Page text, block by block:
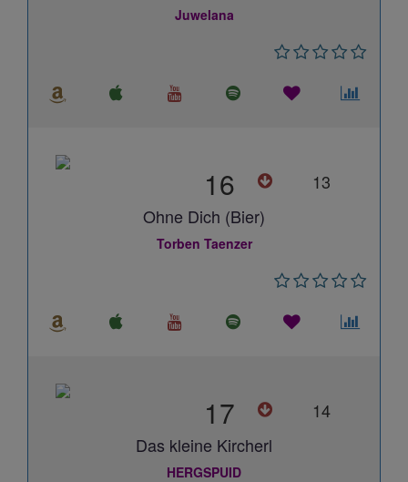
Juwelana
16
13
Ohne Dich (Bier)
Torben Taenzer
17
14
Das kleine Kircherl
HERGSPUID